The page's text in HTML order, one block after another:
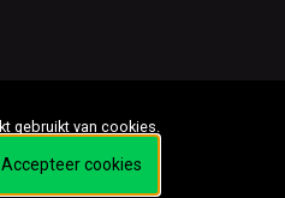
gebruikt van cookies.
Accepteer cookies